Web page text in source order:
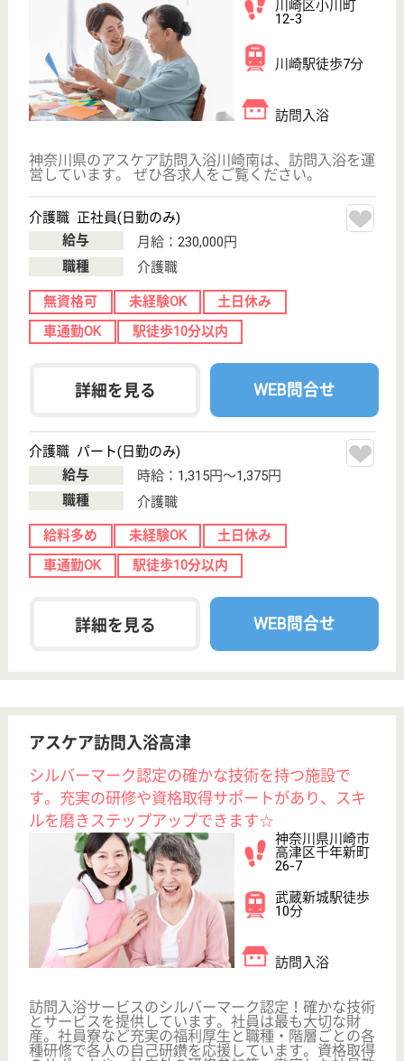
介護職 パート(日勤のみ)
時給：1,315円〜1,375円
職種
介護職
給料多め 未経験OK
土日休み
車通勤OK
駅徒歩10分以内
鈴保福祉会 柿生アルナ園
マイカー通勤可で駐車場完備♪柿生駅から徒歩約5
分でアクセスも良好◎研修充実☆ママさんに優し
い職場です！
19-10
柿生駅徒歩5分
特別養護老人ホ
ビス, 居宅介護
支援事...
利用者様の自立支援に向け、職員一丸となって、より
良い介護を進めていきます！
社会福祉士 正社員(日勤のみ)
給与
月給：238,000円〜258,000円
職種
生活相談員
給料多め 未経験OK
土日休み
車通勤OK
住宅手当あり 育休・産休
詳細を見る WEB問合せ
介護職
徳心会 菅の里
給与高め◎年末年始休暇あり♪賞与3.5ヶ月☆
神奈川県川崎市
多摩区菅北浦3-
10-20
稲田堤駅徒歩5
分
特別養護老人ホ
ーム, デイサー
ビス, ショート
ステイ...
特別養護老人ホーム入居者への日常生活上の介護支援
を行います。当施設は、利用者の人間性を尊重し共に
学び、生きる姿勢を大切にした「和」と「くらしの
場」となるよう、明るく温かみのある施設を目指しま
給与
月給：308,500円〜334,000円
職種
看護職
給料多め 未経験OK
車通勤OK